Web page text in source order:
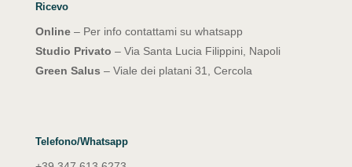
Ricevo
Online– Per info contattami su whatsapp
Studio Privato – Via Santa Lucia Filippini, Napoli
Green Salus – Viale dei platani 31, Cercola
Telefono/Whatsapp